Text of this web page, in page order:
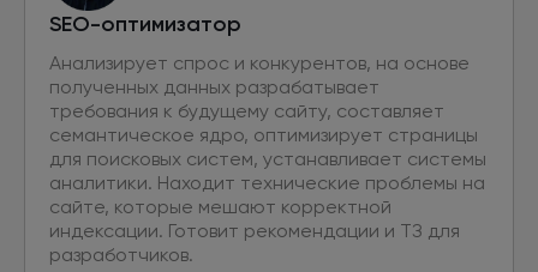
SEO-оптимизатор
Анализирует спрос и конкурентов, на основе
полученных данных разрабатывает
требования к будущему сайту, составляет
семантическое ядро, оптимизирует страницы
для поисковых систем, устанавливает системы
аналитики. Находит технические проблемы на
сайте, которые мешают корректной
индексации. Готовит рекомендации и ТЗ для
разработчиков.